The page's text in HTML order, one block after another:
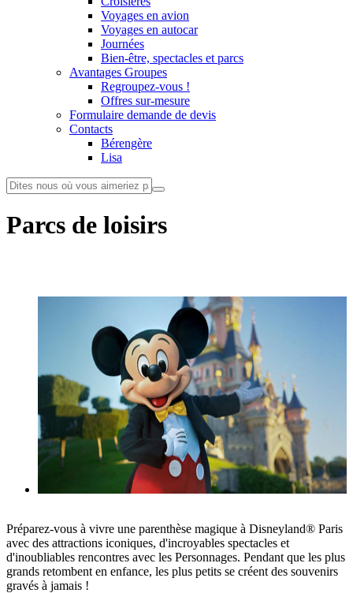
Voyages en avion
Voyages en autocar
Journées
Bien-être, spectacles et parcs
Avantages Groupes
Regroupez-vous !
Offres sur-mesure
Formulaire demande de devis
Contacts
Bérengère
Lisa
Parcs de loisirs
Préparez-vous à vivre une parenthèse magique à Disneyland® Paris
avec des attractions iconiques, d'incroyables spectacles et
d'inoubliables rencontres avec les Personnages. Pendant que les plus
grands retombent en enfance, les plus petits se créent des souvenirs
gravés à jamais !